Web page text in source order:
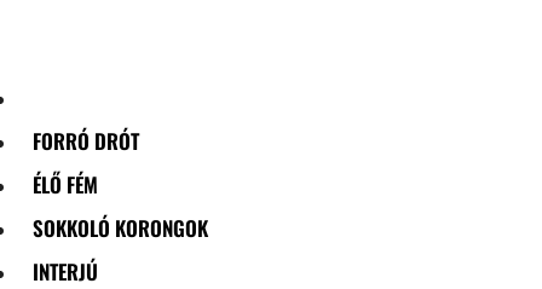
FORRÓ DRÓT
ÉLŐ FÉM
SOKKOLÓ KORONGOK
INTERJÚ